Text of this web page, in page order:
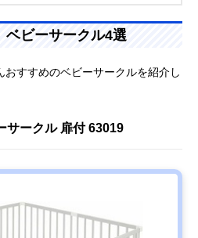
ベビーサークル4選
おすすめのベビーサークルを紹介し
ークル 扉付 63019